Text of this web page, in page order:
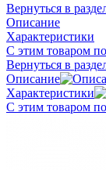
Вернуться в
Описание
Характеристики
С этим товаром
Вернуться в
Описание
Характеристики
С этим товаром